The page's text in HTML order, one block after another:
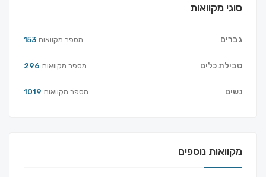
סוגי מקוואות
גברים 153 מספר מקוואות
טבילת כלים 296 מספר מקוואות
נשים 1019 מספר מקוואות
מקוואות נוספים